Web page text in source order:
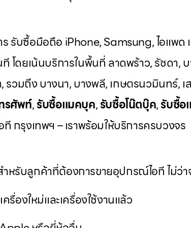
รับซื้อมือถือ iPhone, Samsung, ไอแพด
โดยเน้นบริการในพื้นที่ ลาดพร้าว, รัชดา,
รวมถึง บางนา, บางพลี, เกษตรนวมินทร์,
รศัพท์,รับซื้อแมคบุค,รับซื้อโน๊ตบุ๊ค,รับซื้อ
กรุงเทพฯ – เราพร้อมให้บริการครบวงจร
ำหรับลูกค้าที่ต้องการขายอุปกรณ์ไอที ไม่ว่า
รื่องใหม่และเครื่องใช้งานแล้ว